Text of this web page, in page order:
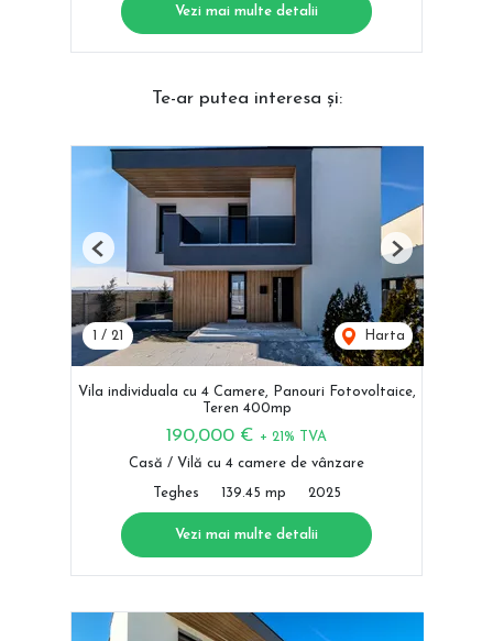
Vezi mai multe detalii
Te-ar putea interesa și:
1 / 21 Harta
Previous Next
Vila individuala cu 4 Camere, Panouri Fotovoltaice,
Teren 400mp
190,000 € + 21% TVA
Casă / Vilă cu 4 camere de vânzare
Teghes 139.45 mp 2025
Vezi mai multe detalii